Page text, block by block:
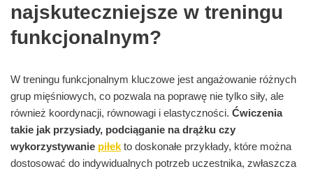
najskuteczniejsze w treningu
funkcjonalnym?
W treningu funkcjonalnym kluczowe jest angażowanie różnych
grup mięśniowych, co pozwala na poprawę nie tylko siły, ale
również koordynacji, równowagi i elastyczności. Ćwiczenia
takie jak przysiady, podciąganie na drążku czy
wykorzystywanie piłek to doskonałe przykłady, które można
dostosować do indywidualnych potrzeb uczestnika, zwłaszcza